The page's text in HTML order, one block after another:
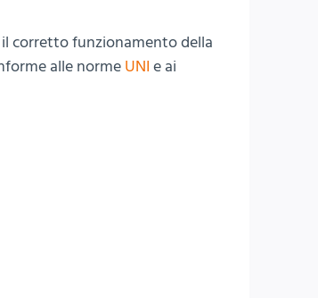
corretto funzionamento della
alle norme UNI e ai